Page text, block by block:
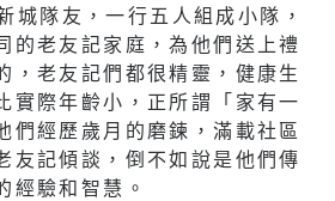
城隊友，一行五人組成小隊，
的老友記家庭，為他們送上禮
，老友記們都很精靈，健康生
實際年齡小，正所謂「家有一
們經歷歲月的磨鍊，滿載社區
友記傾談，倒不如說是他們傳
經驗和智慧。